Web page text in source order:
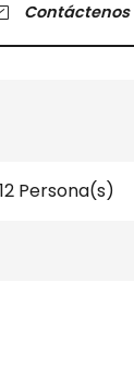
Contáctenos
12 Persona(s)